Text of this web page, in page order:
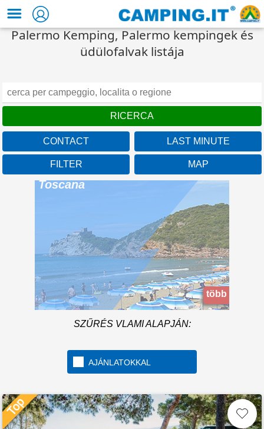
Palermo Kemping, Palermo kempingek és
üdülofalvak listája
CONTACT LAST MINUTE
FILTER MAP
Baia Azzurra Club
Toscana
the Maremma
több információ
SZŰRÉS VLAMI ALAPJÁN:
AJÁNLATOKKAL